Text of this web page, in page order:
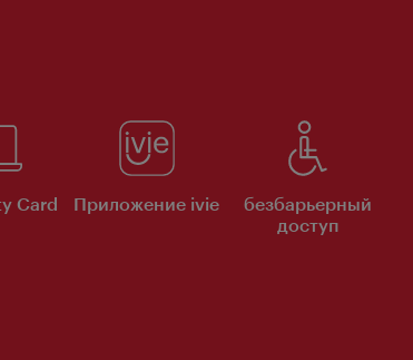
Card Приложение ivie
безбарьерный
доступ